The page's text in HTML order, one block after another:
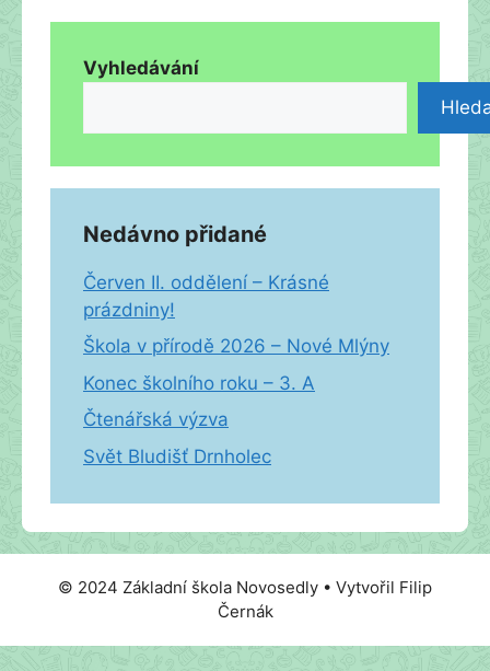
Vyhledávání
Nedávno přidané
Červen II. oddělení – Krásné
prázdniny!
Škola v přírodě 2026 – Nové Mlýny
Konec školního roku – 3. A
Čtenářská výzva
Svět Bludišť Drnholec
© 2024 Základní škola Novosedly • Vytvořil Filip
Černák